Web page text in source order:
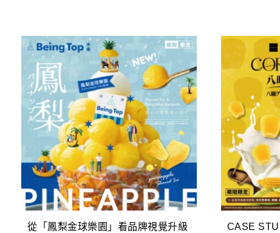
從「鳳梨金球樂園」看品牌視覺升級
CASE